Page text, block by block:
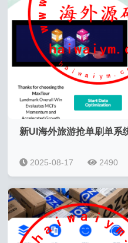
新UI海外旅游抢单刷单系
2025-08-17 2490